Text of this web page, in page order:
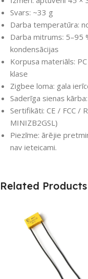
Svars: ~33 g
Darba temperatūra:
Darba mitrums: 5–95
kondensācijas
Korpusa materiāls:
klase
Zigbee loma: gala
Saderīga sienas
Sertifikāti: CE / FCC /
MINIZB2GSL)
Piezīme: ārējie
nav ieteicami.
Related Products